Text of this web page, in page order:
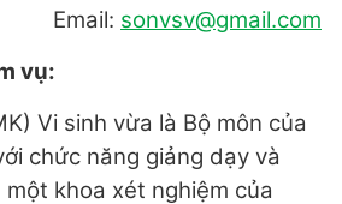
Email: sonvsv@gmail.com
vụ:
Vi sinh vừa là Bộ môn của
chức năng giảng dạy và
khoa xét nghiệm của